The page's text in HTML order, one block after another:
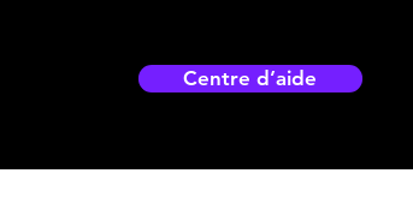
Centre d’aide